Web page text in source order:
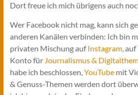
Dort freue ich mich übrigens auch
Wer Facebook nicht mag, kann sich
anderen Kanälen verbinden: Ich bin
privaten Mischung aufInstagram,
Konto für Journalismus &
habe ich beschlossen,YouTubemit
& Genuss-Themen werden dort